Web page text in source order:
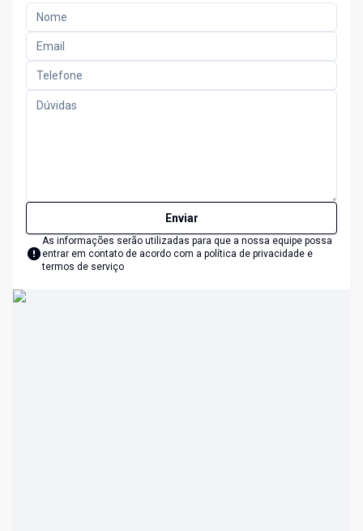
Enviar
As informações serão utilizadas para que a nossa equipe possa
entrar em contato de acordo com a política de privacidade e
termos de serviço